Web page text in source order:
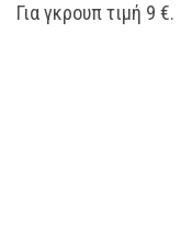
Για γκρουπ τιμή 9 €.